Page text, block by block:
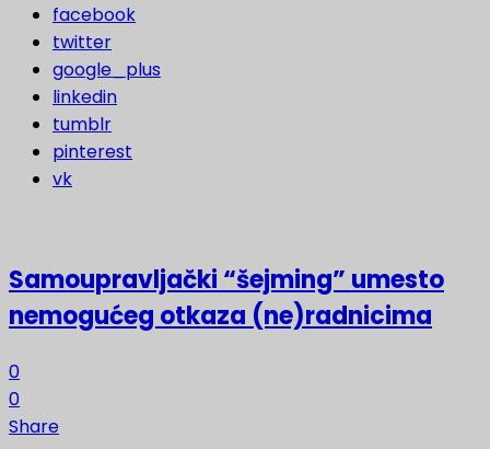
facebook
twitter
google_plus
linkedin
tumblr
pinterest
vk
Samoupravljački “šejming” umesto
nemogućeg otkaza (ne)radnicima
0
0
Share